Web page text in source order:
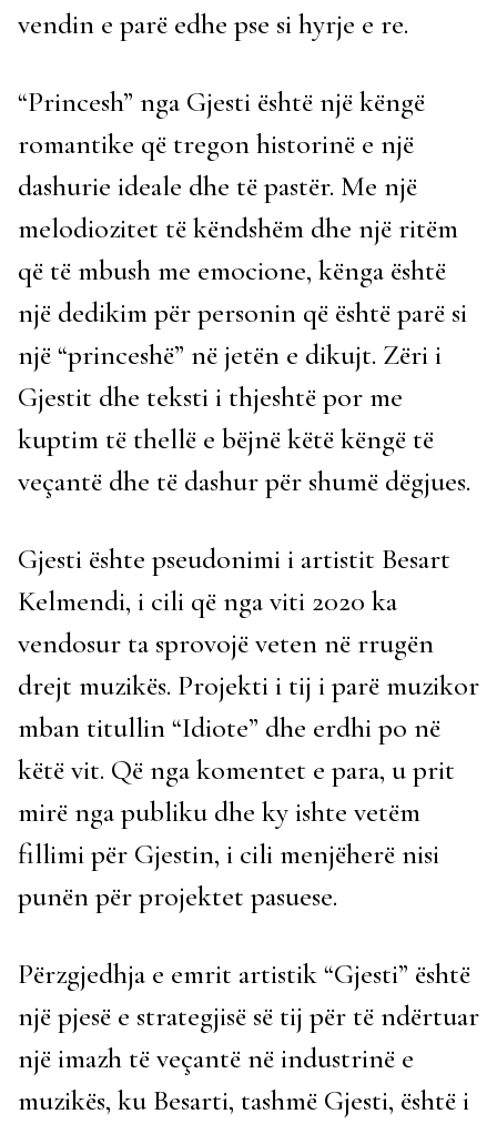
vendin e parë edhe pse si hyrje e re.
“Princesh” nga Gjesti është një këngë
romantike që tregon historinë e një
dashurie ideale dhe të pastër. Me një
melodiozitet të këndshëm dhe një ritëm
që të mbush me emocione, kënga është
një dedikim për personin që është parë si
një “princeshë” në jetën e dikujt. Zëri i
Gjestit dhe teksti i thjeshtë por me
kuptim të thellë e bëjnë këtë këngë të
veçantë dhe të dashur për shumë dëgjues.
Gjesti ështe pseudonimi i artistit Besart
Kelmendi, i cili që nga viti 2020 ka
vendosur ta sprovojë veten në rrugën
drejt muzikës. Projekti i tij i parë muzikor
mban titullin “Idiote” dhe erdhi po në
këtë vit. Që nga komentet e para, u prit
mirë nga publiku dhe ky ishte vetëm
fillimi për Gjestin, i cili menjëherë nisi
punën për projektet pasuese.
Përzgjedhja e emrit artistik “Gjesti” është
një pjesë e strategjisë së tij për të ndërtuar
një imazh të veçantë në industrinë e
muzikës, ku Besarti, tashmë Gjesti, është i